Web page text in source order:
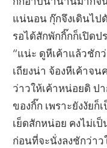
แน่นอน กุ๊กจึงเดินไป
รอได้สักพักกิ๊กก็เปิด
“แน่ะ ดูหีเค้าแล้วชักว่
เถียงน่า จ้องหีเค้าจ
ว่าวให้เค้าหน่อยดิ ป
ของกิ๊ก เพราะยังงัย
เย็ดสักหน่อย คงไม่เ
ก่อนที่จะนั่งลงชักว่า